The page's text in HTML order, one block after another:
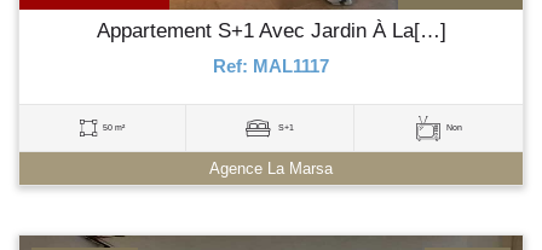
Appartement S+1 Avec Jardin À La[…]
Ref: MAL1117
50 m² S+1 Non
Agence La Marsa